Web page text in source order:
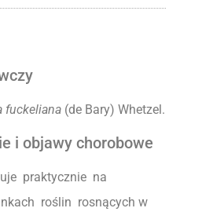
fuckeliana (de Bary) Whetzel.
i objawy chorobowe
praktycznie na
roślin rosnących w